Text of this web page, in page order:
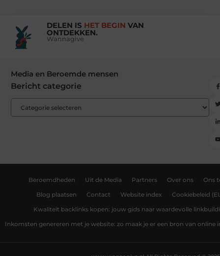
DELEN IS HET BEGIN VAN
ONTDEKKEN.
Wannagive
Media en Beroemde mensen
Bericht categorie
Beroemdheden Uit de Media Partners Over ons Ons
Blog plaatsen Contact Website index Cookiebeleid
Kwaliteit backlinks kopen: jouw gids naar waardevolle
Inkomsten genereren met je website: zo maak je er een bron van online